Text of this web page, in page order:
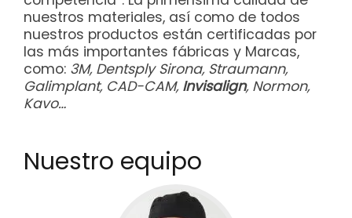
nuestros materiales, así como de todos
nuestros productos están certificadas por
las más importantes fábricas y Marcas,
como: 3M, Dentsply Sirona, Straumann,
Galimplant, CAD-CAM, Invisalign, Normon,
Kavo…
Nuestro equipo